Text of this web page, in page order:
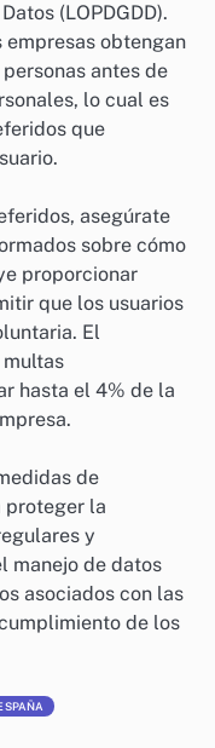
(LOPDGDD).
empresas obtengan
antes de
lo cual es
que
asegúrate
sobre cómo
proporcionar
que los usuarios
El
hasta el 4% de la
de
proteger la
y
manejo de datos
asociados con las
de los